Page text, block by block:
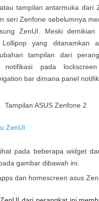
tampilan antarmuka dari
seri Zenfone sebelumnya
ZenUI. Meski demikian
yang ditanamkan
tampilan dari
notifikasi pada
bar dimana panel
ZenUI
pada beberapa widget
gambar dibawah ini.